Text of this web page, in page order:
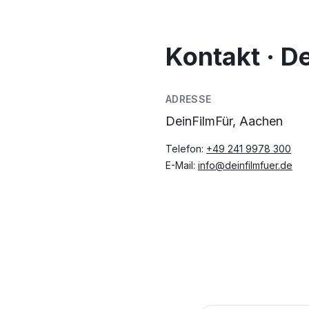
Kontakt ·
ADRESSE
DeinFilmFür, Aachen
Telefon: +49 241 9978 300
E-Mail: info@deinfilmfuer.de